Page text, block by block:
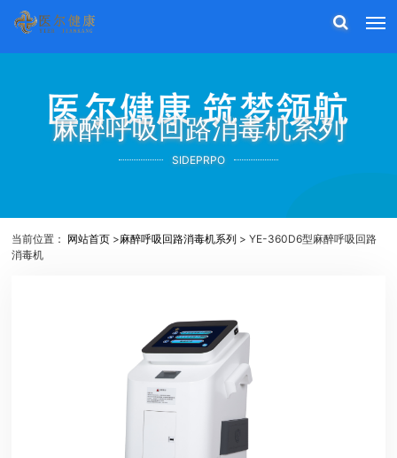
麻醉呼吸回路消毒机系列
SIDEPRPO
当前位置： 网站首页 >麻醉呼吸回路消毒机系列 > YE-360D6型麻醉呼吸回路
消毒机